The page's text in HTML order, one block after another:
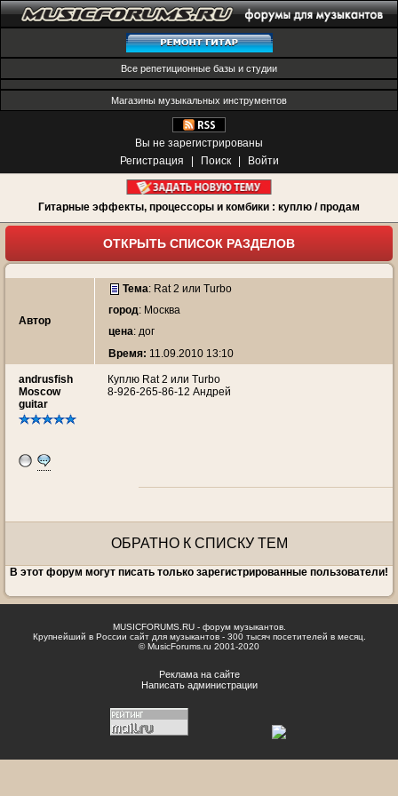
Все репетиционные базы и студии
Магазины музыкальных инструментов
Вы не зарегистрированы
Регистрация
Поиск Войти
Гитарные эффекты, процессоры и комбики : куплю / продам
ОТКРЫТЬ СПИСОК РАЗДЕЛОВ
Автор
Тема: Rat 2 или Turbo
город: Москва
цена: дог
Время: 11.09.2010 13:10
andrusfish
Moscow
guitar
Куплю Rat 2 или Turbo
8-926-265-86-12 Андрей
ОБРАТНО К СПИСКУ ТЕМ
В этот форум могут писать только зарегистрированные пользователи!
MUSICFORUMS.RU - форум музыкантов.
Крупнейший в России сайт для музыкантов - 300 тысяч посетителей в месяц.
© MusicForums.ru 2001-2020
Реклама на сайте
Написать администрации